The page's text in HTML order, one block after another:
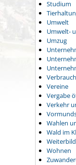
Studium
Umwelt
Umwelt-
Umzug
Vereine
Vergabe
Verkehr
Wahlen
Wald im
Wohnen